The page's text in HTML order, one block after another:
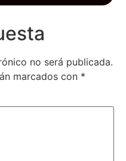
no será publicada.
marcados con *